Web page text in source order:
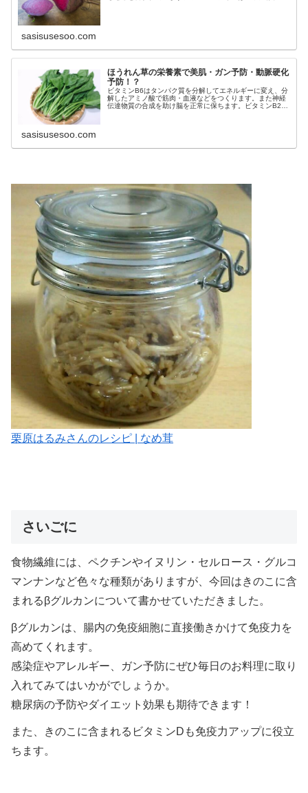
sasisusesoo.com
ほうれん草の栄養素で美肌・ガン予防・動脈硬化
予防！？
ビタミンB6はタンパク質を分解してエネルギーに変え、分
解したアミノ酸で筋肉・血液などをつくります。また神経
伝達物質の合成を助け脳を正常に保ちます。ビタミンB2は
sasisusesoo.com
栗原はるみさんのレシピ | なめ茸
さいごに
食物繊維には、ペクチンやイヌリン・セルロース・グルコ
マンナンなど色々な種類がありますが、今回はきのこに含
まれるβグルカンについて書かせていただきました。
βグルカンは、腸内の免疫細胞に直接働きかけて免疫力を
高めてくれます。
感染症やアレルギー、ガン予防にぜひ毎日のお料理に取り
入れてみてはいかがでしょうか。
糖尿病の予防やダイエット効果も期待できます！
また、きのこに含まれるビタミンDも免疫力アップに役立
ちます。